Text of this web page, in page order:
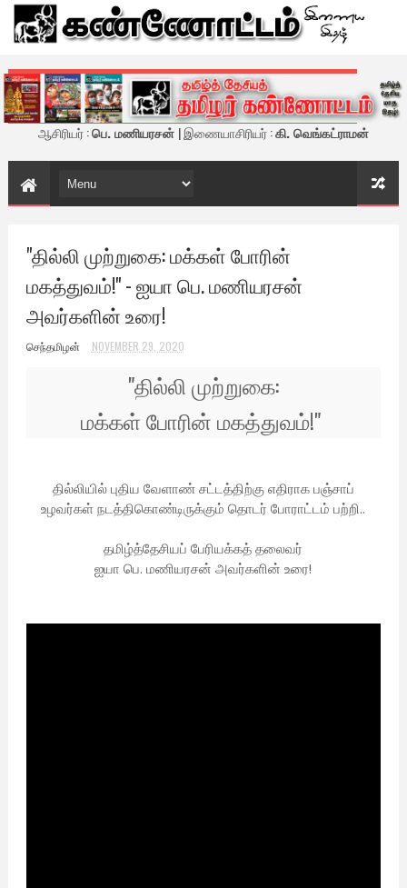
கண்ணோட்டம் - இணைய இதழ்
ஆசிரியர் :பெ. மணியரசன் | இணையாசிரியர் :கி. வெங்கட்ராமன்
"தில்லி முற்றுகை: மக்கள் போரின்
மகத்துவம்!" - ஐயா பெ. மணியரசன்
அவர்களின் உரை!
செந்தமிழன் NOVEMBER 29, 2020
"தில்லி முற்றுகை:
மக்கள் போரின் மகத்துவம்!"
தில்லியில் புதிய வேளாண் சட்டத்திற்கு எதிராக பஞ்சாப்
உழவர்கள் நடத்திகொண்டிருக்கும் தொடர் போராட்டம் பற்றி..
தமிழ்த்தேசியப் பேரியக்கத் தலைவர்
ஐயா பெ. மணியரசன் அவர்களின் உரை!